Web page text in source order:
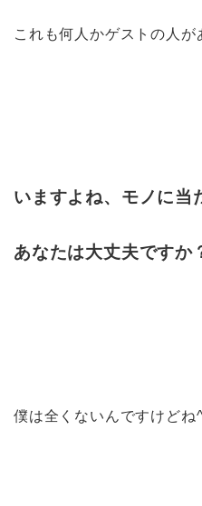
これも何人かゲストの人が
いますよね、モノに当
あなたは大丈夫ですか
僕は全くないんですけどね